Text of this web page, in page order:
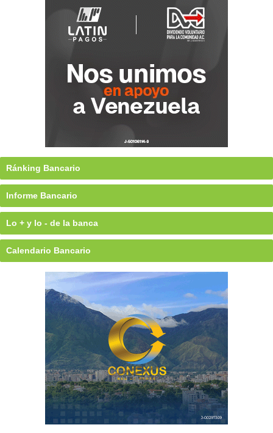
Ránking Bancario
Informe Bancario
Lo + y lo - de la banca
Calendario Bancario